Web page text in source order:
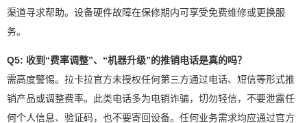
渠道寻求帮助。设备硬件故障在保修期内可享受免费维修或更换服
务。
Q5: 收到“费率调整”、“机器升级”的推销电话是真的吗？
需高度警惕。拉卡拉官方未授权任何第三方通过电话、短信等形式推
销产品或调整费率。此类电话多为电销诈骗，切勿轻信，不要泄露任
何个人信息、验证码，也不要寄回设备。任何业务需求均应通过官方